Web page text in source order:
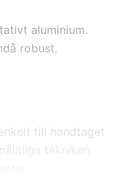
aluminium.
robust.
till handtaget
tekniken